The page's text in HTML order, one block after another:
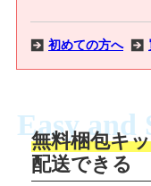
初めての方へ
商品撮影
LINEの友だち追加
Easy and
無料梱包キ
配送できる